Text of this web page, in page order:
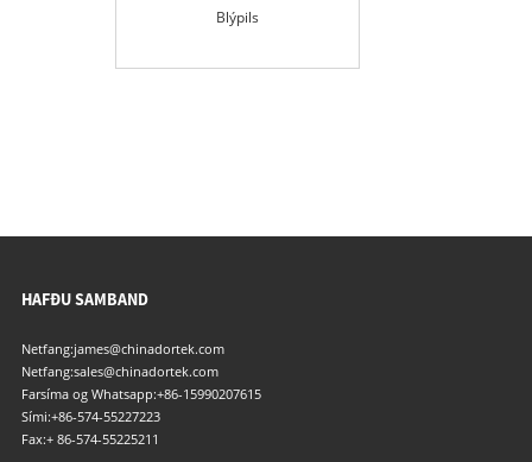
Blýpils
HAFÐU SAMBAND
Netfang:james@chinadortek.com
Netfang:sales@chinadortek.com
Farsíma og Whatsapp:+86-15990207615
Sími:+86-574-55227223
Fax:+ 86-574-55225211